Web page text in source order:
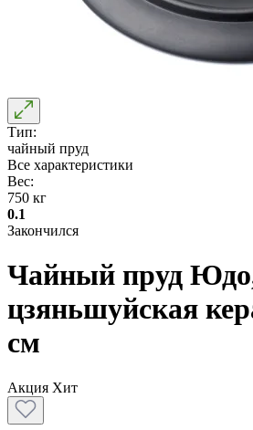
Тип:
чайный пруд
Все характеристики
Вес:
750 кг
0.1
Закончился
Чайный пруд
цзяньшуйская
см
Акция Хит